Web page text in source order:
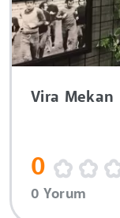
Vira Mekan
0
0 Yorum